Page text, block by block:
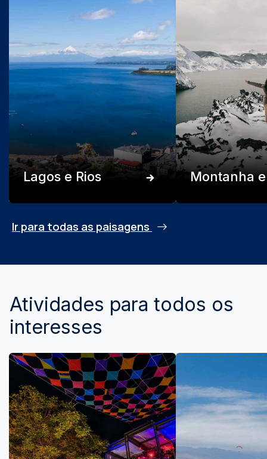
Lagos e Rios Montanha
Ir para todas as paisagens
Atividades para todos os
interesses